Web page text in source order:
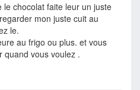
le chocolat faite leur un juste
mon juste cuit au
le.
au frigo ou plus. et vous
quand vous voulez .